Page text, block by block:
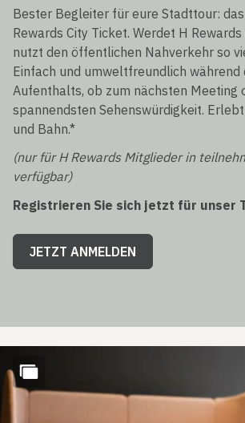
nutzt den öffentlichen Nahverkehr so
Einfach und umweltfreundlich während
Aufenthalts, ob zum nächsten Meeting
spannendsten Sehenswürdigkeit. Erlebt
und Bahn.*
(nur für H Rewards Mitglieder in
verfügbar)
Registrieren Sie sich jetzt für unser
JETZT ANMELDEN